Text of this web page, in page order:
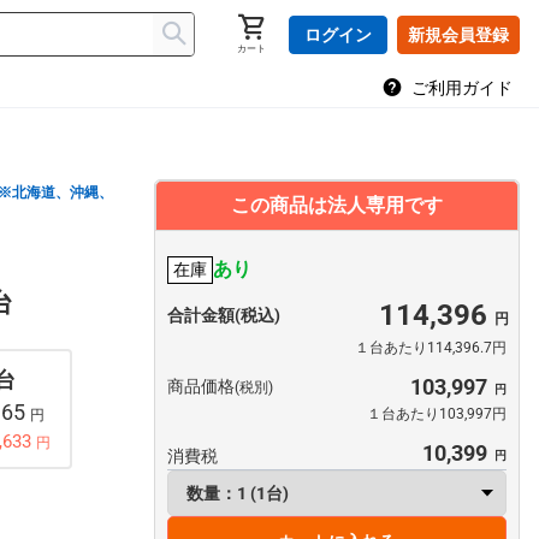
カート
ログイン 新規会員登録
ご利用ガイド
北海道、沖縄、
円
円
この商品は法人専用です
在庫 あり
合計金額(税込) 114,396
１台あたり114,396.7円
商品価格(税別) 103,997
１台あたり103,997円
消費税 10,399